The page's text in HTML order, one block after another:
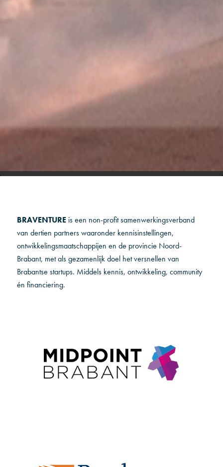
BRAVENTURE is een non-profit samenwerkingsverband
van dertien partners waaronder kennisinstellingen,
ontwikkelingsmaatschappijen en de provincie Noord-
Brabant, met als gezamenlijk doel het versnellen van
Brabantse startups. Middels kennis, ontwikkeling, community
én financiering.